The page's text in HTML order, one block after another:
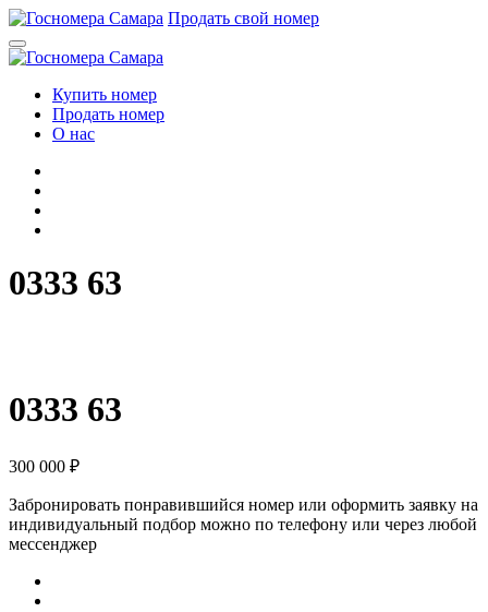
Перейти
к
содержимому
Продать свой номер
Купить номер
Продать номер
О нас
0333 63
0333 63
300 000 ₽
Забронировать понравившийся номер или оформить заявку на
индивидуальный подбор можно по телефону или через любой
мессенджер